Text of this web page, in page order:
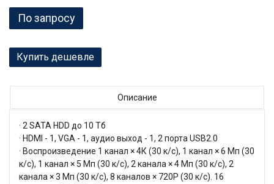
По запросу
Купить дешевле
Описание
· 2 SATA HDD до 10 Тб
· HDMI - 1, VGA - 1, аудио выход - 1, 2 порта USB2.0
· Воспроизведение 1 канал × 4К (30 к/с), 1 канал × 6 Мп (30
к/с), 1 канал × 5 Мп (30 к/с), 2 канала × 4 Мп (30 к/с), 2
канала × 3 Мп (30 к/с), 8 каналов × 720P (30 к/с). 16